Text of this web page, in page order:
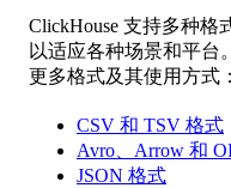
ClickHouse 支持多种格
以适应各种场景和平台
更多格式及其使用方式：
CSV 和 TSV 格式
Avro、Arrow 和
JSON 格式